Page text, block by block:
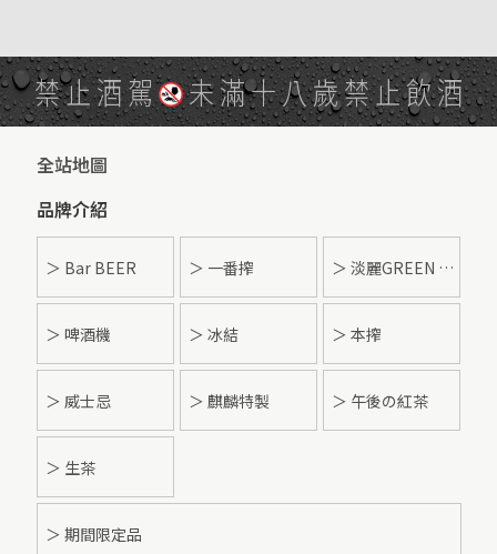
禁止酒駕 未滿十八歲禁止飲酒
全站地圖
品牌介紹
＞ Bar BEER ＞ 一番搾 ＞ 淡麗GREEN LABEL
＞ 啤酒機 ＞ 冰結 ＞ 本搾
＞ 威士忌 ＞ 麒麟特製 ＞ 午後の紅茶
＞ 生茶
＞ 期間限定品